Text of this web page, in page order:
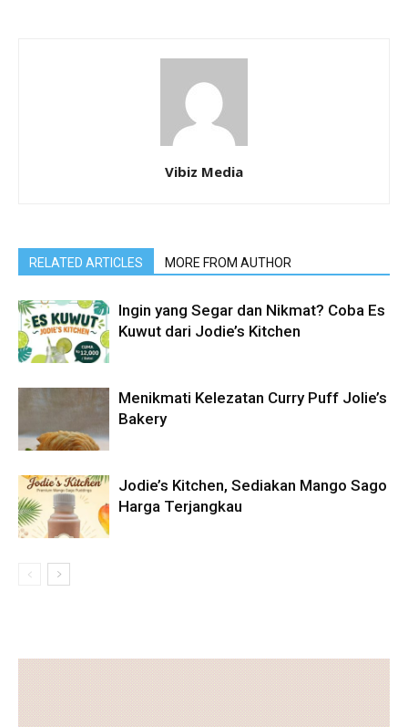
Vibiz Media
RELATED ARTICLES MORE FROM AUTHOR
Ingin yang Segar dan Nikmat? Coba Es
Kuwut dari Jodie’s Kitchen
Menikmati Kelezatan Curry Puff Jolie’s
Bakery
Jodie’s Kitchen, Sediakan Mango Sago
Harga Terjangkau